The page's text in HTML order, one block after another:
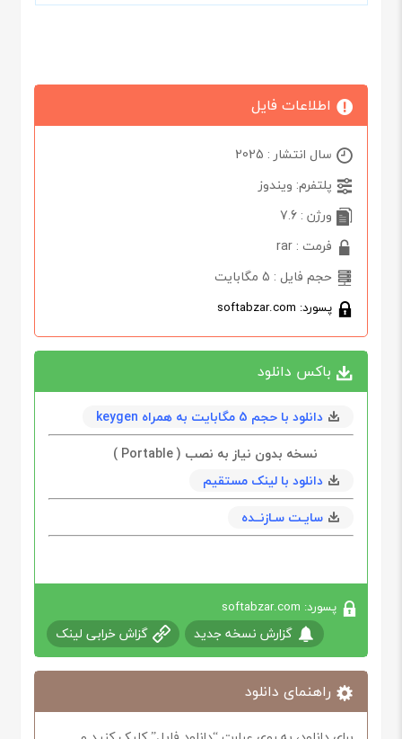
اطلاعات فایل
سال انتشار : 2025
پلتفرم: ویندوز
ورژن : 7.6
فرمت : rar
حجم فایل : 5 مگابایت
پسورد: softabzar.com
باکس دانلود
دانلود با حجم 5 مگابايت به همراه keygen
نسخه بدون نیاز به نصب ( Portable )
دانلود با لینک مستقیم
سایـت سـازنــده
پسورد: softabzar.com
گزارش نسخه جدید گزاش خرابی لینک
راهنمای دانلود